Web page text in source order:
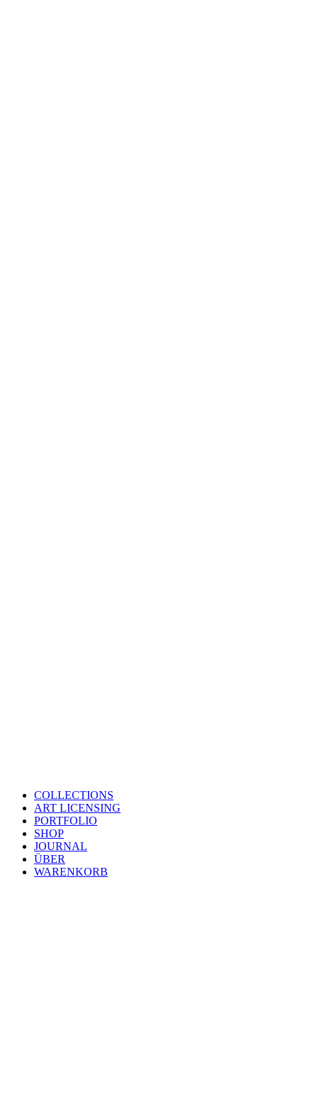
COLLECTIONS
ART LICENSING
PORTFOLIO
SHOP
JOURNAL
ÜBER
WARENKORB